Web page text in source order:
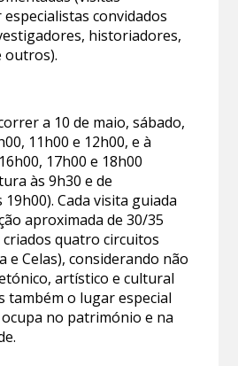
convidados
historiadores,
outros).
a 10 de maio, sábado,
11h00 e 12h00, e à
17h00 e 18h00
às 9h30 e de
Cada visita guiada
aproximada de 30/35
quatro circuitos
e Celas), considerando não
artístico e cultural
também o lugar especial
ocupa no património e na